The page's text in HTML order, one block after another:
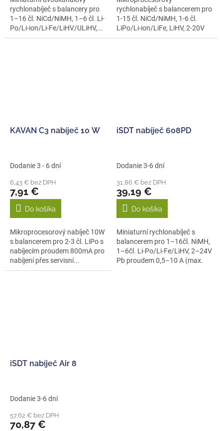
rychlonabíječ s balancery pro
1–16 čl. NiCd/NiMH, 1–6 čl. Li-
Po/Li-ion/Li-Fe/LiHV/ULiHV,...
rychlonabíječ s balancerem pro
1-15 čl. NiCd/NiMH, 1-6 čl.
LiPo/Li-ion/LiFe, LiHV, 2-20V
Pb proudem...
KAVAN C3 nabíječ 10 W
Dodanie 3 - 6 dní
6,43 € bez DPH
7,91 €
Do košíka
Mikroprocesorový nabíječ 10W
s balancerem pro 2-3 čl. LiPo s
nabíjecím proudem 800mA pro
nabíjení přes servisní...
iSDT nabíječ 608PD
Dodanie 3-6 dní
31,86 € bez DPH
39,19 €
Do košíka
Miniaturní rychlonabíječ s
balancerem pro 1–16čl. NiMH,
1–6čl. Li-Po/Li-Fe/LiHV, 2–24V
Pb proudem 0,5–10 A (max.
iSDT nabíječ Air 8
Dodanie 3-6 dní
57,62 € bez DPH
70,87 €